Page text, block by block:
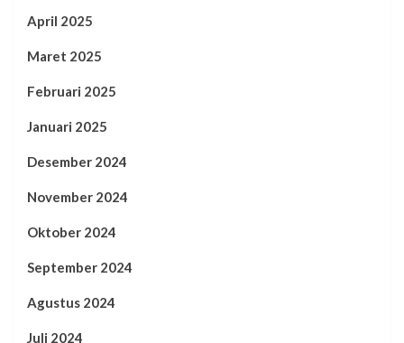
April 2025
Maret 2025
Februari 2025
Januari 2025
Desember 2024
November 2024
Oktober 2024
September 2024
Agustus 2024
Juli 2024